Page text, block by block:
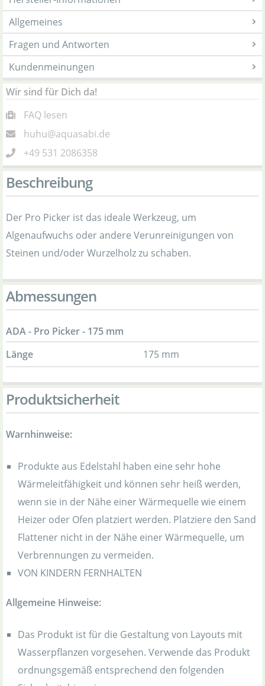
Allgemeines
Fragen und Antworten
Kundenmeinungen
Wir sind für Dich da!
FAQ lesen
huhu@aquasabi.de
+49 531 2086358
Beschreibung
Der Pro Picker ist das ideale Werkzeug, um
Algenaufwuchs oder andere Verunreinigungen von
Steinen und/oder Wurzelholz zu schaben.
Abmessungen
ADA - Pro Picker - 175 mm
Länge
175 mm
Produktsicherheit
Warnhinweise:
Produkte aus Edelstahl haben eine sehr hohe
Wärmeleitfähigkeit und können sehr heiß werden,
wenn sie in der Nähe einer Wärmequelle wie einem
Heizer oder Ofen platziert werden. Platziere den Sand
Flattener nicht in der Nähe einer Wärmequelle, um
Verbrennungen zu vermeiden.
VON KINDERN FERNHALTEN
Allgemeine Hinweise:
Das Produkt ist für die Gestaltung von Layouts mit
Wasserpflanzen vorgesehen. Verwende das Produkt
ordnungsgemäß entsprechend den folgenden